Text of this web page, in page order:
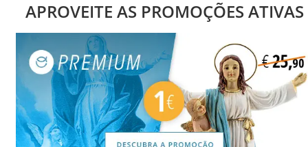
APROVEITE AS PROMOÇÕES ATIVAS